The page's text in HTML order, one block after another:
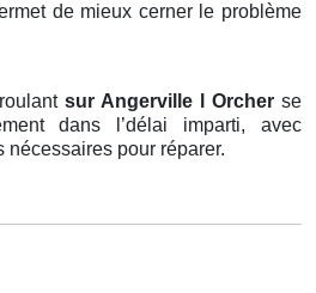
de mieux cerner le problème
sur Angerville l Orcher se
dans l’délai imparti, avec
nécessaires pour réparer.